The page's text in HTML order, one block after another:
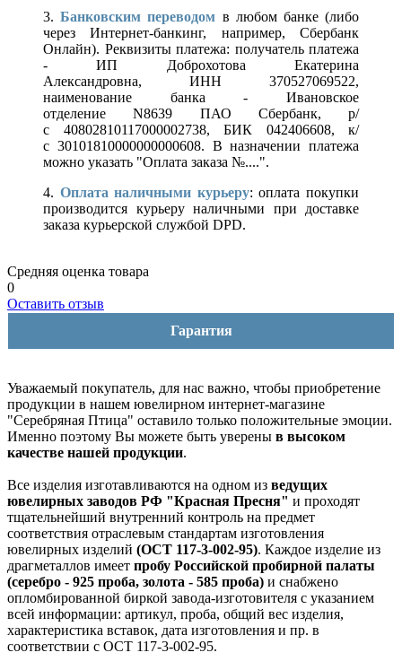
3.Банковским переводом в любом банке (либо
через Интернет-банкинг, например, Сбербанк
Онлайн). Реквизиты платежа: получатель платежа
- ИП Доброхотова Екатерина
Александровна, ИНН 370527069522,
наименование банка - Ивановское
отделение N8639 ПАО Сбербанк, р/
с 40802810117000002738, БИК 042406608, к/
с 30101810000000000608. В назначении платежа
можно указать "Оплата заказа №....".
4. Оплата наличными курьеру: оплата покупки
производится курьеру наличными при доставке
заказа курьерской службой DPD.
Средняя оценка товара
0
Оставить отзыв
Гарантия
Уважаемый покупатель, для нас важно, чтобы приобретение
продукции в нашем ювелирном интернет-магазине
"Серебряная Птица" оставило только положительные эмоции.
Именно поэтому Вы можете быть уверены в высоком
качестве нашей продукции.
Все изделия изготавливаются на одном из ведущих
ювелирных заводов РФ "Красная Пресня" и проходят
тщательнейший внутренний контроль на предмет
соответствия отраслевым стандартам изготовления
ювелирных изделий (ОСТ 117-3-002-95). Каждое изделие из
драгметаллов имеет пробу Российской пробирной палаты
(серебро - 925 проба, золота - 585 проба) и снабжено
опломбированной биркой завода-изготовителя с указанием
всей информации: артикул, проба, общий вес изделия,
характеристика вставок, дата изготовления и пр. в
соответствии с ОСТ 117-3-002-95.